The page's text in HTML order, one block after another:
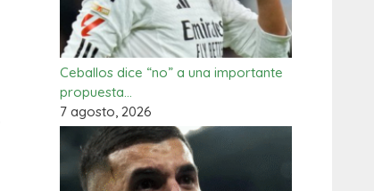
Ceballos dice “no” a una importante
propuesta…
7 agosto, 2026